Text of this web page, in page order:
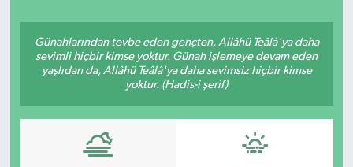
Günahlarından tevbe eden gençten, Allâhü Teâlâ'ya daha
sevimli hiçbir kimse yoktur. Günah işlemeye devam eden
yaşlıdan da, Allâhü Teâlâ'ya daha sevimsiz hiçbir kimse
yoktur. (Hadis-i şerif)
Magazin
Müzik
Piyasa
Resmi İlanlar